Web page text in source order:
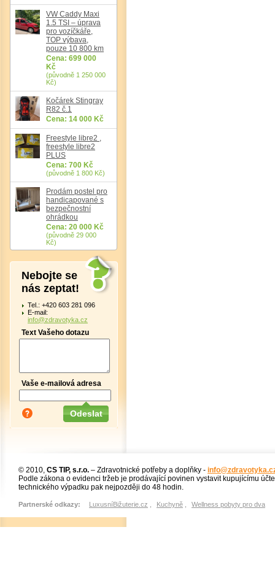
VW Caddy Maxi
1.5 TSI – úprava
pro vozíčkáře,
TOP výbava,
pouze 10 800 km
Cena: 699 000
Kč
(původně 1 250 000
Kč)
Kočárek Stingray
R82 č.1
Cena: 14 000 Kč
Freestyle libre2 ,
freestyle libre2
PLUS
Cena: 700 Kč
(původně 1 800 Kč)
Prodám postel pro
handicapované s
bezpečnostní
ohrádkou
Cena: 20 000 Kč
(původně 29 000
Kč)
Nebojte se
nás zeptat!
Tel.: +420 603 281 096
E-mail:
info@zdravotyka.cz
Text Vašeho dotazu
Vaše e-mailová adresa
© 2010, CS TIP, s.r.o. – Zdravotnické potřeby a doplňky -
Podle zákona o evidenci tržeb je prodávající povinen vystavit kupujícímu
technického výpadku pak nejpozději do 48 hodin.
Partnerské odkazy: LuxusníBižuterie.cz Kuchyně Wellness pobyty pro dva